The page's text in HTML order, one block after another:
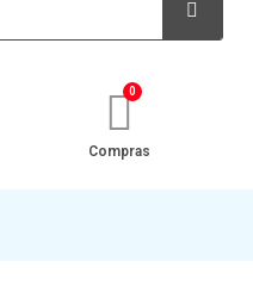
Compras